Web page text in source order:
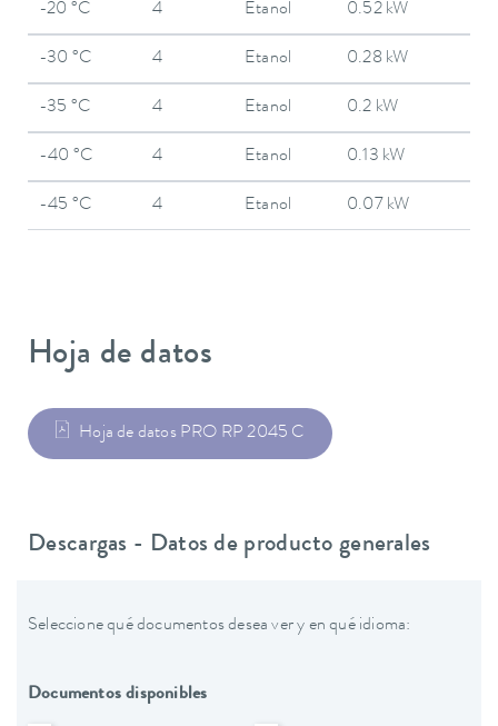
-20 °C 4 Etanol 0.52 kW
-30 °C 4 Etanol 0.28 kW
-35 °C 4 Etanol 0.2 kW
-40 °C 4 Etanol 0.13 kW
-45 °C 4 Etanol 0.07 kW
Hoja de datos
Hoja de datos PRO RP 2045 C
Descargas - Datos de producto generales
Seleccione qué documentos desea ver y en qué idioma:
Documentos disponibles